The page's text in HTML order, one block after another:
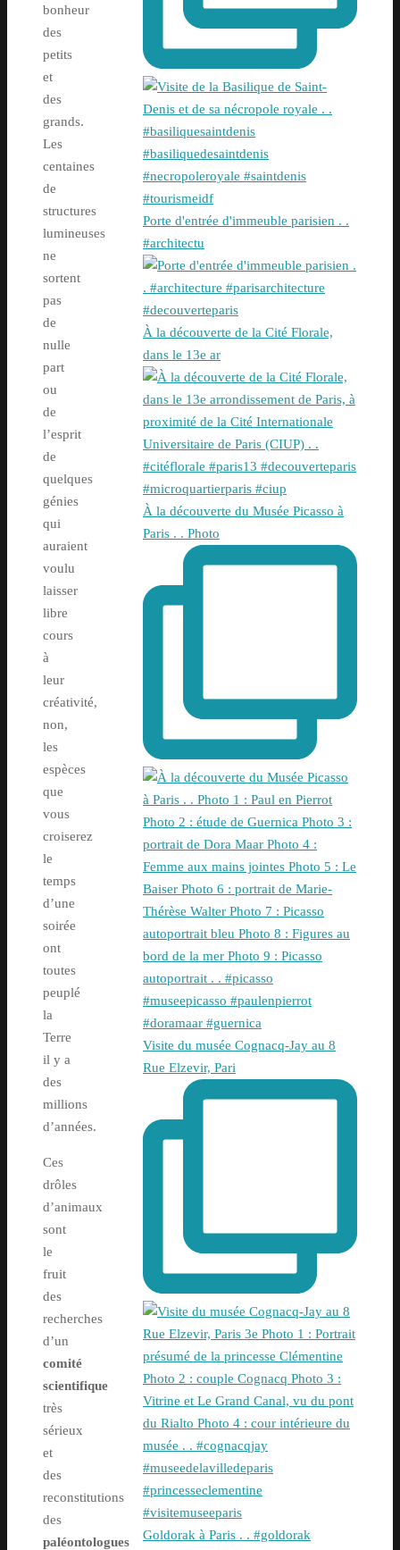
bonheur
des
petits
et
des
grands.
Les
centaines
de
structures
lumineuses
ne
sortent
pas
de
nulle
part
ou
de
l’esprit
de
quelques
génies
qui
auraient
voulu
laisser
libre
cours
à
leur
créativité,
non,
les
espèces
que
vous
croiserez
le
temps
d’une
soirée
ont
toutes
peuplé
la
Terre
il y a
des
millions
d’années.
Ces
drôles
d’animaux
sont
le
fruit
des
recherches
d’un
comité
scientifique
très
sérieux
et
des
reconstitutions
des
paléontologues
Porte d'entrée d'immeuble parisien . .
#architectu
À la découverte de la Cité Florale,
dans le 13e ar
À la découverte du Musée Picasso à
Paris . . Photo
Visite du musée Cognacq-Jay au 8
Rue Elzevir, Pari
Goldorak à Paris . . #goldorak